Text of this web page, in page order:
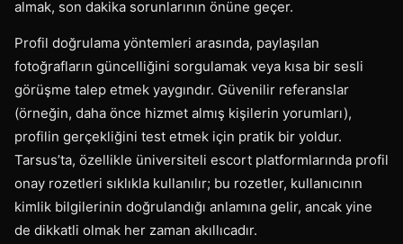
almak, son dakika sorunlarının önüne geçer.
Profil doğrulama yöntemleri arasında, paylaşılan
fotoğrafların güncelliğini sorgulamak veya kısa bir sesli
görüşme talep etmek yaygındır. Güvenilir referanslar
(örneğin, daha önce hizmet almış kişilerin yorumları),
profilin gerçekliğini test etmek için pratik bir yoldur.
Tarsus’ta, özellikle üniversiteli escort platformlarında profil
onay rozetleri sıklıkla kullanılır; bu rozetler, kullanıcının
kimlik bilgilerinin doğrulandığı anlamına gelir, ancak yine
de dikkatli olmak her zaman akıllıcadır.